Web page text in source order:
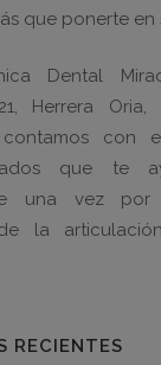
que ponerte en
Dental
Herrera Oria,
con
que te
una vez por
la
RECIENTES